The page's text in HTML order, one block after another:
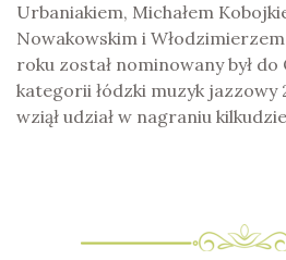
Urbaniakiem, Michałem
Nowakowskim i
roku został nominowany był
kategorii łódzki muzyk jazzowy
wziął udział w nagraniu